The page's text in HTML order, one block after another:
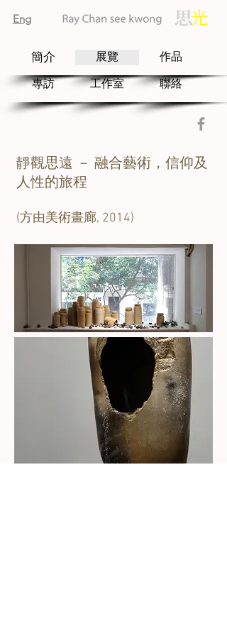
靜觀思遠 － 融合藝術，信仰及
人性的旅程
(方由美術畫廊, 2014)
Eng
聯絡
工作室
專訪
展覽 作品
簡介